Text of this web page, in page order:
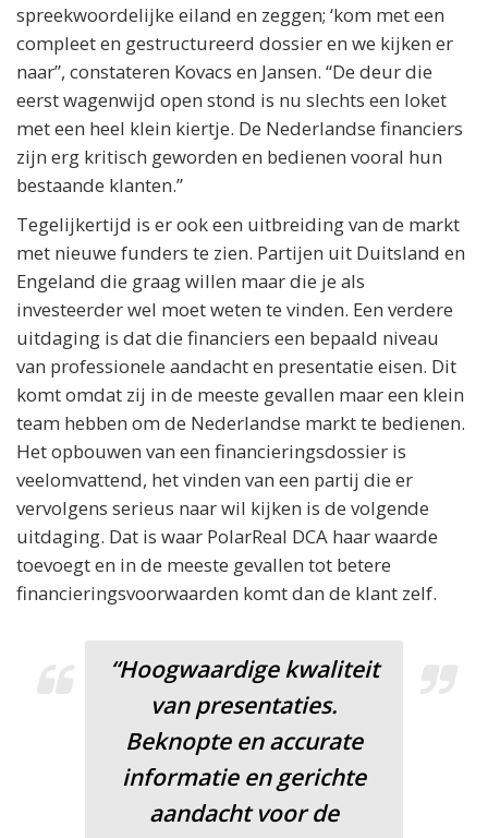
spreekwoordelijke eiland en zeggen; ‘kom met een
compleet en gestructureerd dossier en we kijken er
naar”, constateren Kovacs en Jansen. “De deur die
eerst wagenwijd open stond is nu slechts een loket
met een heel klein kiertje. De Nederlandse financiers
zijn erg kritisch geworden en bedienen vooral hun
bestaande klanten.”
Tegelijkertijd is er ook een uitbreiding van de markt
met nieuwe funders te zien. Partijen uit Duitsland en
Engeland die graag willen maar die je als
investeerder wel moet weten te vinden. Een verdere
uitdaging is dat die financiers een bepaald niveau
van professionele aandacht en presentatie eisen. Dit
komt omdat zij in de meeste gevallen maar een klein
team hebben om de Nederlandse markt te bedienen.
Het opbouwen van een financieringsdossier is
veelomvattend, het vinden van een partij die er
vervolgens serieus naar wil kijken is de volgende
uitdaging. Dat is waar PolarReal DCA haar waarde
toevoegt en in de meeste gevallen tot betere
financieringsvoorwaarden komt dan de klant zelf.
“Hoogwaardige kwaliteit
van presentaties.
Beknopte en accurate
informatie en gerichte
aandacht voor de